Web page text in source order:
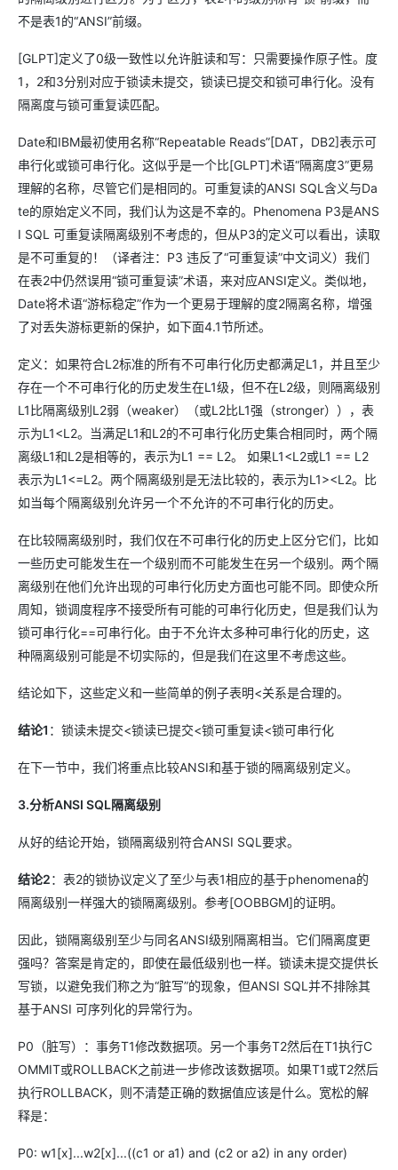
度3=锁可串行化
LIZABLE）
读锁
写锁
不是表1的“ANSI”前缀。
[GLPT]定义了0级一致性以允许脏读和写：只需要操作原子性。度
1，2和3分别对应于锁读未提交，锁读已提交和锁可串行化。没有
隔离度与锁可重复读匹配。
Date和IBM最初使用名称“Repeatable Reads”[DAT，DB2]表示可
串行化或锁可串行化。这似乎是一个比[GLPT]术语“隔离度3”更易
理解的名称，尽管它们是相同的。可重复读的ANSI SQL含义与Da
te的原始定义不同，我们认为这是不幸的。Phenomena P3是ANS
I SQL 可重复读隔离级别不考虑的，但从P3的定义可以看出，读取
是不可重复的！（译者注：P3 违反了“可重复读”中文词义）我们
在表2中仍然误用“锁可重复读”术语，来对应ANSI定义。类似地，
Date将术语“游标稳定”作为一个更易于理解的度2隔离名称，增强
了对丢失游标更新的保护，如下面4.1节所述。
定义：如果符合L2标准的所有不可串行化历史都满足L1，并且至少
存在一个不可串行化的历史发生在L1级，但不在L2级，则隔离级别
L1比隔离级别L2弱（weaker）（或L2比L1强（stronger）），表
示为L1<L2。当满足L1和L2的不可串行化历史集合相同时，两个隔
离级L1和L2是相等的，表示为L1 == L2。 如果L1<L2或L1 == L2
表示为L1<=L2。两个隔离级别是无法比较的，表示为L1><L2。比
如当每个隔离级别允许另一个不允许的不可串行化的历史。
在比较隔离级别时，我们仅在不可串行化的历史上区分它们，比如
一些历史可能发生在一个级别而不可能发生在另一个级别。两个隔
离级别在他们允许出现的可串行化历史方面也可能不同。即使众所
周知，锁调度程序不接受所有可能的可串行化历史，但是我们认为
锁可串行化==可串行化。由于不允许太多种可串行化的历史，这
种隔离级别可能是不切实际的，但是我们在这里不考虑这些。
结论如下，这些定义和一些简单的例子表明<关系是合理的。
结论1 ：锁读未提交<锁读已提交<锁可重复读<锁可串行化
在下一节中，我们将重点比较ANSI和基于锁的隔离级别定义。
3.分析ANSI SQL隔离级别
从好的结论开始，锁隔离级别符合ANSI SQL要求。
结论2：表2的锁协议定义了至少与表1相应的基于phenomena的
隔离级别一样强大的锁隔离级别。参考[OOBBGM]的证明。
因此，锁隔离级别至少与同名ANSI级别隔离相当。它们隔离度更
强吗？答案是肯定的，即使在最低级别也一样。锁读未提交提供长
写锁，以避免我们称之为“脏写”的现象，但ANSI SQL并不排除其
基于ANSI 可序列化的异常行为。
P0（脏写）：事务T1修改数据项。另一个事务T2然后在T1执行C
OMMIT或ROLLBACK之前进一步修改该数据项。如果T1或T2然后
执行ROLLBACK，则不清楚正确的数据值应该是什么。宽松的解
释是：
P0: w1[x]...w2[x]...((c1 or a1) and (c2 or a2) in any order)